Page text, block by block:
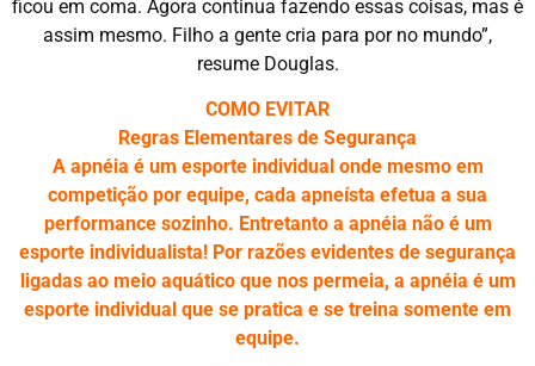
ficou em coma. Agora continua fazendo essas coisas, mas é
assim mesmo. Filho a gente cria para por no mundo”,
resume Douglas.
COMO EVITAR
Regras Elementares de Segurança
A apnéia é um esporte individual onde mesmo em
competição por equipe, cada apneísta efetua a sua
performance sozinho. Entretanto a apnéia não é um
esporte individualista! Por razões evidentes de segurança
ligadas ao meio aquático que nos permeia, a apnéia é um
esporte individual que se pratica e se treina somente em
equipe.